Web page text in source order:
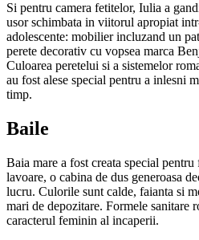
Si pentru camera fetitelor, Iulia a
usor schimbata in viitorul apropiat
adolescente: mobilier incluzand un
perete decorativ cu vopsea marca
Culoarea peretelui si a sistemelor
au fost alese special pentru a inlesni
timp.
Baile
Baia mare a fost creata special
lavoare, o cabina de dus generoasa
lucru. Culorile sunt calde, faianta si
mari de depozitare. Formele sanitare
caracterul feminin al incaperii.